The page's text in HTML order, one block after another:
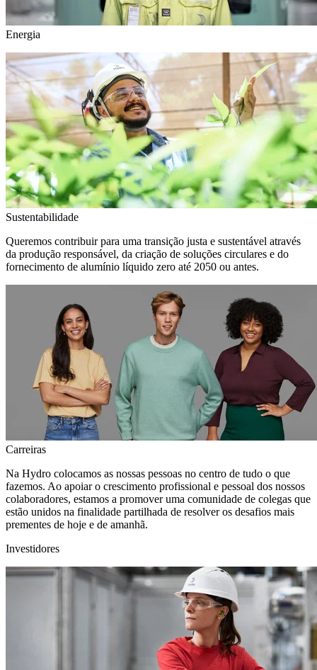
Energia
Sustentabilidade
Queremos contribuir para uma transição justa e sustentável através
da produção responsável, da criação de soluções circulares e do
fornecimento de alumínio líquido zero até 2050 ou antes.
Carreiras
Na Hydro colocamos as nossas pessoas no centro de tudo o que
fazemos. Ao apoiar o crescimento profissional e pessoal dos nossos
colaboradores, estamos a promover uma comunidade de colegas que
estão unidos na finalidade partilhada de resolver os desafios mais
prementes de hoje e de amanhã.
Investidores